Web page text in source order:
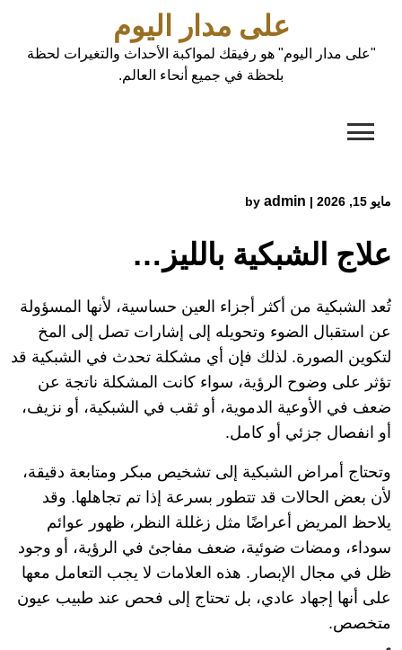
content
على مدار اليوم
"على مدار اليوم" هو رفيقك لمواكبة الأحداث والتغيرات لحظة
بلحظة في جميع أنحاء العالم.
مايو 15, 2026 |
by admin
علاج الشبكية بالليزر وتجارب المرضى
تُعد الشبكية من أكثر أجزاء العين حساسية، لأنها المسؤولة
عن استقبال الضوء وتحويله إلى إشارات تصل إلى المخ
لتكوين الصورة. لذلك فإن أي مشكلة تحدث في الشبكية قد
تؤثر على وضوح الرؤية، سواء كانت المشكلة ناتجة عن
ضعف في الأوعية الدموية، أو ثقب في الشبكية، أو نزيف،
أو انفصال جزئي أو كامل.
وتحتاج أمراض الشبكية إلى تشخيص مبكر ومتابعة دقيقة،
لأن بعض الحالات قد تتطور بسرعة إذا تم تجاهلها. وقد
يلاحظ المريض أعراضًا مثل زغللة النظر، ظهور عوائم
سوداء، ومضات ضوئية، ضعف مفاجئ في الرؤية، أو وجود
ظل في مجال الإبصار. هذه العلامات لا يجب التعامل معها
على أنها إجهاد عادي، بل تحتاج إلى فحص عند طبيب عيون
متخصص.